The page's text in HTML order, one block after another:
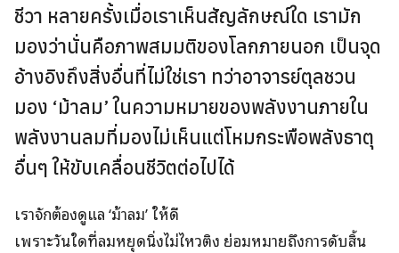
ชีวา หลายครั้งเมื่อเราเห็นสัญลักษณ์ใด เรามัก
มองว่านั่นคือภาพสมมติของโลกภายนอก เป็นจุด
อ้างอิงถึงสิ่งอื่นที่ไม่ใช่เรา ทว่าอาจารย์ตุลชวน
มอง ‘ม้าลม’ ในความหมายของพลังงานภายใน
พลังงานลมที่มองไม่เห็นแต่โหมกระพือพลังธาตุ
อื่นๆ ให้ขับเคลื่อนชีวิตต่อไปได้
เราจักต้องดูแล ‘ม้าลม’ ให้ดี
เพราะวันใดที่ลมหยุดนิ่งไม่ไหวติง ย่อมหมายถึงการดับสิ้น